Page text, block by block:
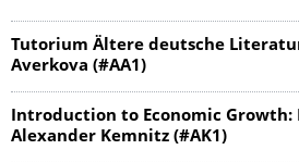
Tutorium Ältere deutsche
Averkova (#AA1)
Introduction to Economic Growth:
Alexander Kemnitz (#AK1)